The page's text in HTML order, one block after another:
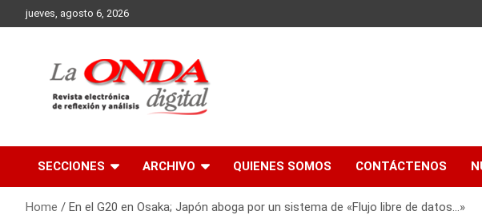
to
jueves, agosto 6, 2026
SECCIONES ARCHIVO QUIENES SOMOS CONTÁCTENOS
Home En el G20 en Osaka; Japón aboga por un sistema de «Flujo libre de datos…»